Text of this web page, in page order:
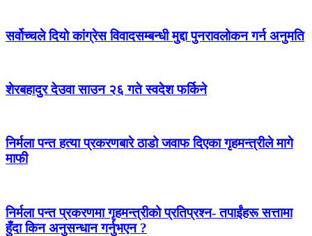
सर्वोच्चले दियो कांग्रेस विवादसम्बन्धी मुद्दा पुनरावलोकन गर्न अनुमति
शेरबहादुर देउवा साउन २६ गते स्वदेश फर्किने
निर्मला पन्त हत्या प्रकरणबारे ठाडो जवाफ दिएका गृहमन्त्रीले मागे
माफी
निर्मला पन्त प्रकरणमा गृहमन्त्रीको प्रतिप्रश्न- तपाईंहरू सत्तामा
हुँदा किन अनुसन्धान गर्नुभएन ?